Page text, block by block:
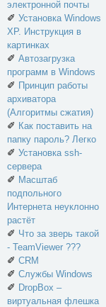
электронной почты
✐ Установка Windows
XP. Инструкция в
картинках
✐ Автозагрузка
программ в Windows
✐ Принцип работы
архиватора
(Алгоритмы сжатия)
✐ Как поставить на
папку пароль? Легко
✐ Установка ssh-
сервера
✐ Масштаб
подпольного
Интернета неуклонно
растёт
✐ Что за зверь такой
- TeamViewer ???
✐ CRM
✐ Службы Windows
✐ DropBox –
виртуальная флешка